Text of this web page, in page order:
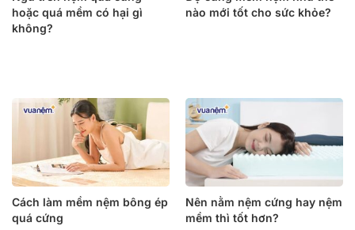
hoặc quá mềm có hại gì
không?
nào mới tốt cho sức khỏe?
Cách làm mềm nệm bông ép
quá cứng
Nên nằm nệm cứng hay nệm
mềm thì tốt hơn?